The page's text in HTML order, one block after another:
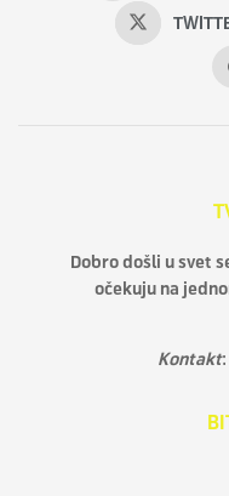
Dobro došli u svet
očekuju na
Kontakt: